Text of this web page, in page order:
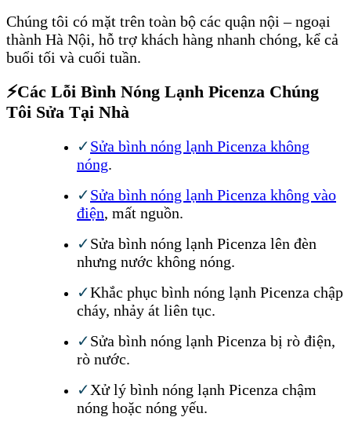
Chúng tôi có mặt trên toàn bộ các quận nội – ngoại
thành Hà Nội, hỗ trợ khách hàng nhanh chóng, kể cả
buổi tối và cuối tuần.
⚡Các Lỗi Bình Nóng Lạnh Picenza Chúng
Tôi Sửa Tại Nhà
✓Sửa bình nóng lạnh Picenza không
nóng.
✓Sửa bình nóng lạnh Picenza không vào
điện, mất nguồn.
✓Sửa bình nóng lạnh Picenza lên đèn
nhưng nước không nóng.
✓Khắc phục bình nóng lạnh Picenza chập
cháy, nhảy át liên tục.
✓Sửa bình nóng lạnh Picenza bị rò điện,
rò nước.
✓Xử lý bình nóng lạnh Picenza chậm
nóng hoặc nóng yếu.